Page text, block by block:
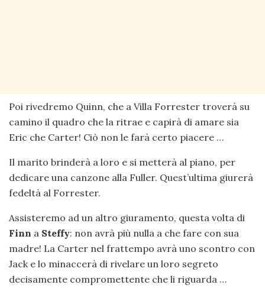
Poi rivedremo Quinn, che a Villa Forrester troverà su
camino il quadro che la ritrae e capirà di amare sia
Eric che Carter! Ciò non le farà certo piacere …
Il marito brinderà a loro e si metterà al piano, per
dedicare una canzone alla Fuller. Quest’ultima giurerà
fedeltà al Forrester.
Assisteremo ad un altro giuramento, questa volta di
Finn a Steffy: non avrà più nulla a che fare con sua
madre! La Carter nel frattempo avrà uno scontro con
Jack e lo minaccerà di rivelare un loro segreto
decisamente compromettente che li riguarda …